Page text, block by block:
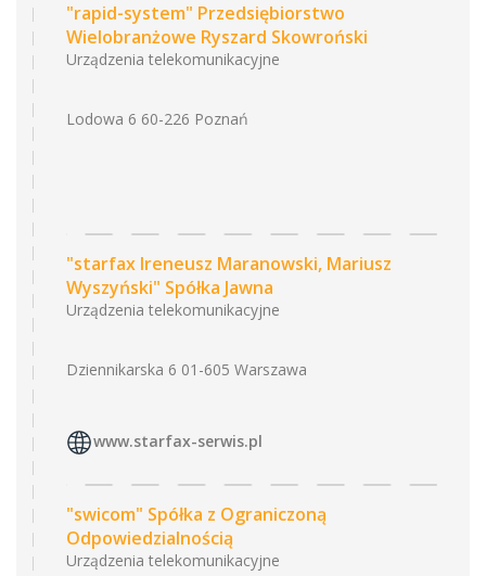
"rapid-system" Przedsiębiorstwo
Wielobranżowe Ryszard Skowroński
Urządzenia telekomunikacyjne
Lodowa 6 60-226 Poznań
"starfax Ireneusz Maranowski, Mariusz
Wyszyński" Spółka Jawna
Urządzenia telekomunikacyjne
Dziennikarska 6 01-605 Warszawa
www.starfax-serwis.pl
"swicom" Spółka z Ograniczoną
Odpowiedzialnością
Urządzenia telekomunikacyjne